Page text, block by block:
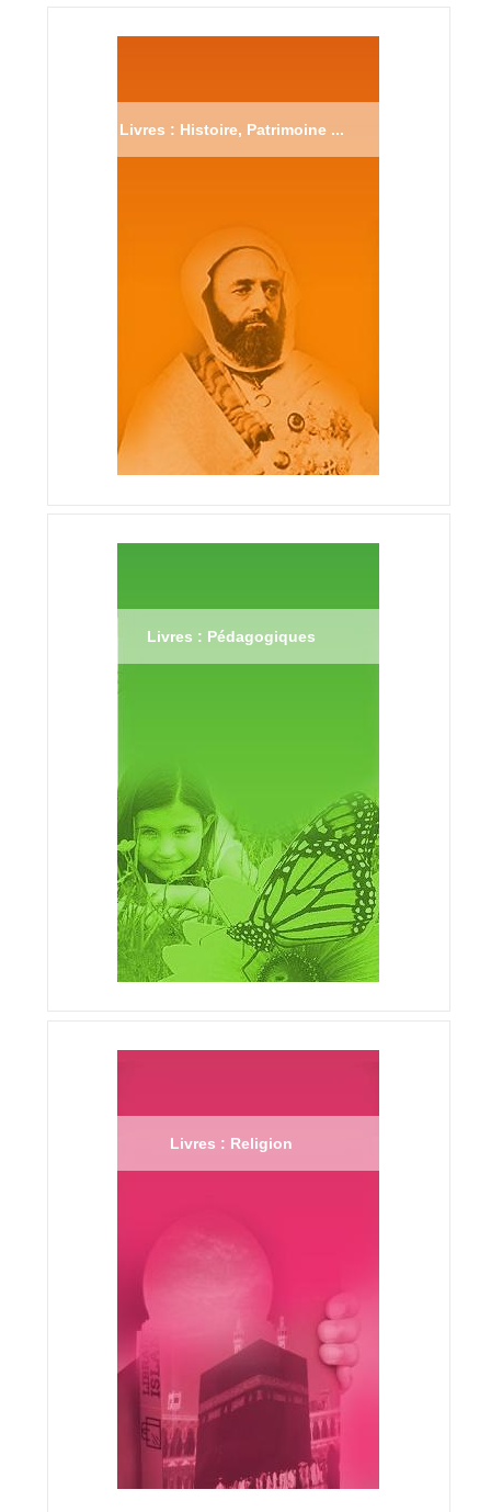
Livres : Histoire, Patrimoine ...
Livres : Pédagogiques
Livres : Religion